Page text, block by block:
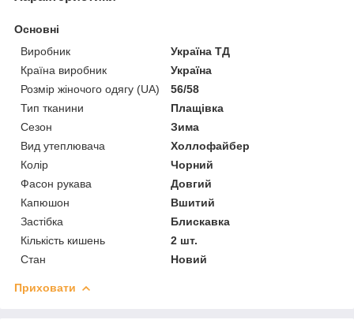
Основні
Виробник
Україна ТД
Країна виробник
Україна
Розмір жіночого одягу (UA)
56/58
Тип тканини
Плащівка
Сезон
Зима
Вид утеплювача
Холлофайбер
Колір
Чорний
Фасон рукава
Довгий
Капюшон
Вшитий
Застібка
Блискавка
Кількість кишень
2 шт.
Стан
Новий
Приховати